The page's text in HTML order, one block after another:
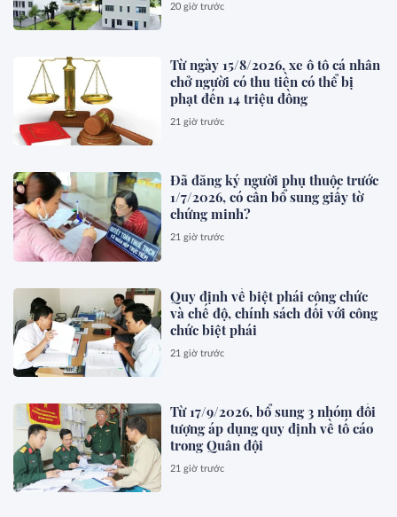
20 giờ trước
Từ ngày 15/8/2026, xe ô tô cá nhân
chở người có thu tiền có thể bị
phạt đến 14 triệu đồng
21 giờ trước
Đã đăng ký người phụ thuộc trước
1/7/2026, có cần bổ sung giấy tờ
chứng minh?
21 giờ trước
Quy định về biệt phái công chức
và chế độ, chính sách đối với công
chức biệt phái
21 giờ trước
Từ 17/9/2026, bổ sung 3 nhóm đối
tượng áp dụng quy định về tố cáo
trong Quân đội
21 giờ trước